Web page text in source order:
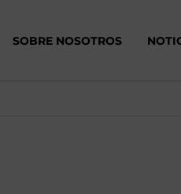
SOBRE NOSOTROS